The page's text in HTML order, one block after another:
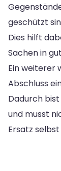
geschützt
Dies hilft
Sachen in
Ein weiterer
Abschluss
Dadurch
und musst
Ersatz